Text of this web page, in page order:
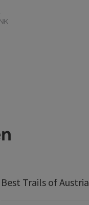
Best Trails of Austria